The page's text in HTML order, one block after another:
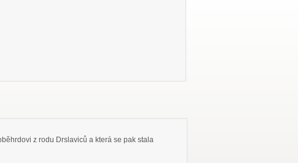
z rodu Drslaviců a která se pak stala